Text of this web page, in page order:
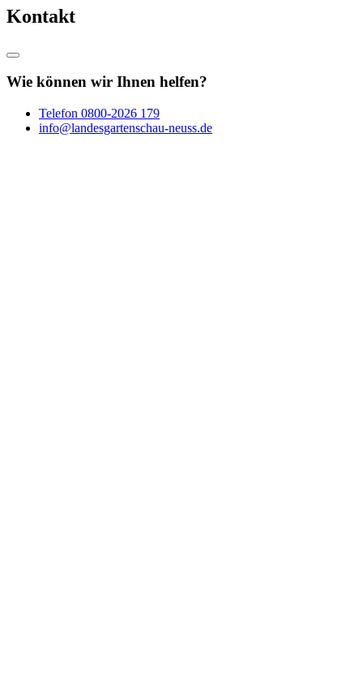
Kontakt
Wie können wir Ihnen helfen?
Telefon 0800-2026 179
info@landesgartenschau-neuss.de